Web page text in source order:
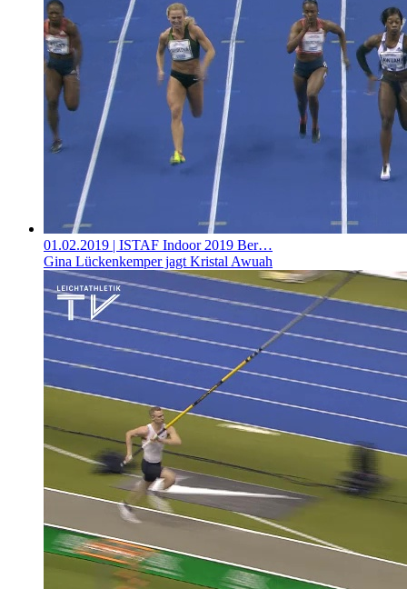
01.02.2019 | ISTAF Indoor 2019 Ber…
Gina Lückenkemper jagt Kristal Awuah